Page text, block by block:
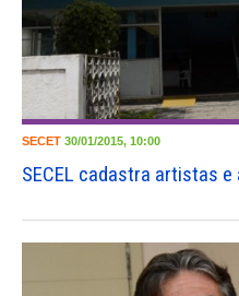
SECET 30/01/2015, 10:00
SECEL cadastra artistas